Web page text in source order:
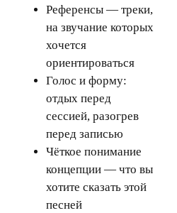
Референсы — треки,
на звучание которых
хочется
ориентироваться
Голос и форму:
отдых перед
сессией, разогрев
перед записью
Чёткое понимание
концепции — что вы
хотите сказать этой
песней